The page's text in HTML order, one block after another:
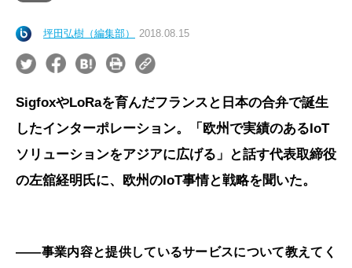
坪田弘樹（編集部） 2018.08.15
SigfoxやLoRaを育んだフランスと日本の合弁で誕生
したインターポレーション。「欧州で実績のあるIoT
ソリューションをアジアに広げる」と話す代表取締役
の左舘経明氏に、欧州のIoT事情と戦略を聞いた。
――事業内容と提供しているサービスについて教えてく